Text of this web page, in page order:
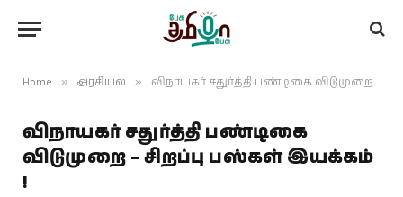
Home » அரசியல் » விநாயகர் சதுர்த்தி பண்டிகை விடுமுறை – சிறப்பு பஸ்கள் இயக்கம் !
விநாயகர் சதுர்த்தி பண்டிகை
விடுமுறை – சிறப்பு பஸ்கள் இயக்கம்
!